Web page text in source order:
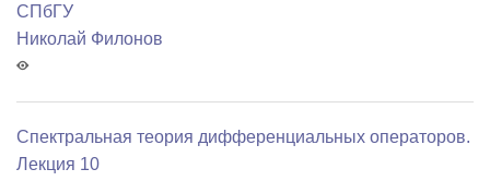
СПбГУ
Николай Филонов
Спектральная теория дифференциальных операторов.
Лекция 10